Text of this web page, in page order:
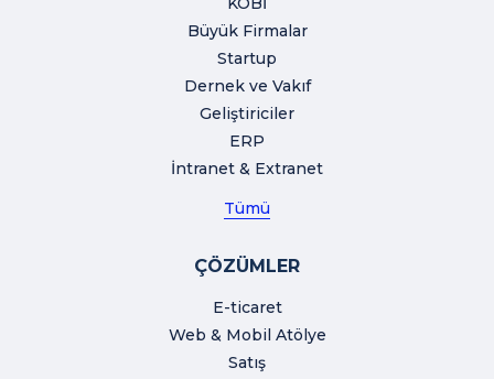
Büyük Firmalar
Startup
Dernek ve Vakıf
Geliştiriciler
ERP
İntranet & Extranet
Tümü
ÇÖZÜMLER
E-ticaret
Web & Mobil Atölye
Satış